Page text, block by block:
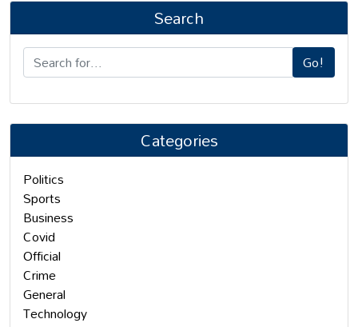
Search
Go!
Categories
Politics
Sports
Business
Covid
Official
Crime
General
Technology